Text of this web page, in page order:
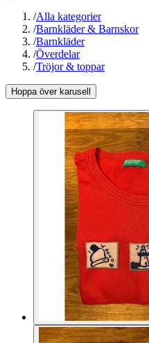
/Alla kategorier
/Barnkläder & Barnskor
/Barnkläder
/Överdelar
/Tröjor & toppar
Hoppa över karusell